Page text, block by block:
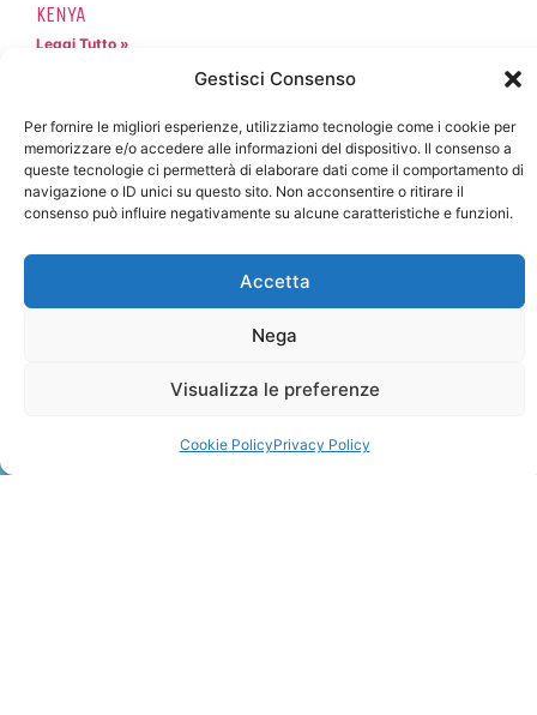
Gestisci Consenso
Per fornire le migliori esperienze, utilizziamo tecnologie come i cookie per
memorizzare e/o accedere alle informazioni del dispositivo. Il consenso a
queste tecnologie ci permetterà di elaborare dati come il comportamento di
navigazione o ID unici su questo sito. Non acconsentire o ritirare il
consenso può influire negativamente su alcune caratteristiche e funzioni.
Accetta
Nega
Visualizza le preferenze
Cookie PolicyPrivacy Policy
KENYA
Leggi Tutto »